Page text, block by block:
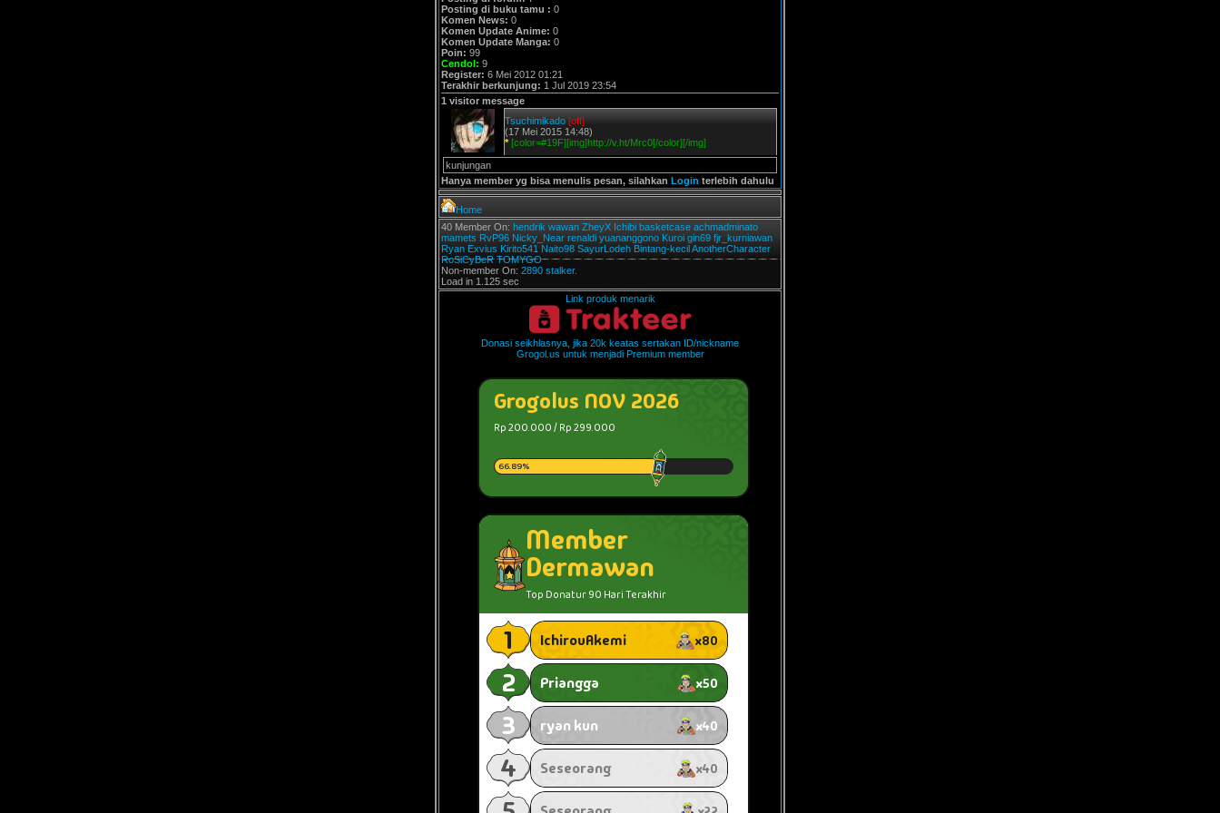
Posting di buku tamu : 0
Komen News: 0
Komen Update Anime: 0
Komen Update Manga: 0
Poin: 99
Cendol: 9
Register: 6 Mei 2012 01:21
Terakhir berkunjung: 1 Jul 2019 23:54
1 visitor message
Tsuchimikado [off]
(17 Mei 2015 14:48)
* [color=#19F][img]http://v.ht/Mrc0[/color][/img]
kunjungan
Hanya member yg bisa menulis pesan, silahkan Login terlebih dahulu
Home
40 Member On: hendrik wawan ZheyX Ichibi basketcase achmadminato
mamets RvP96 Nicky_Near renaldi yuananggono Kuroi gin69 fjr_kurniawan
Ryan Exvius Kirito541 Naito98 SayurLodeh Bintang-kecilAnotherCharacter
RoSiCyBeR TOMYGO
Non-member On: 2890 stalker.
Load in 1.125 sec
Link produk menarik
Donasi seikhlasnya, jika 20k keatas sertakan ID/nickname
Grogol.us untuk menjadi Premium member